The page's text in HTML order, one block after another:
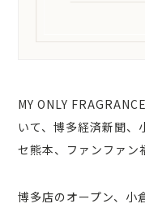
MY ONLY
いて、博多経済新聞、
セ熊本、ファンファン
博多店のオープン、小